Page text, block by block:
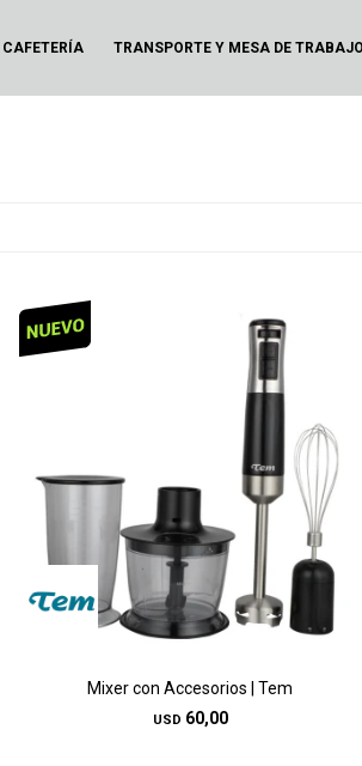
CAFETERÍA TRANSPORTE Y MESA DE TRABAJO
Mixer con Accesorios | Tem
USD 60,00